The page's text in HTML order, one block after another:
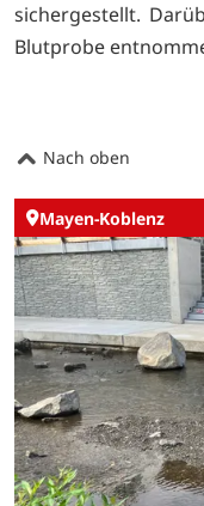
sichergestellt.
Blutprobe
Nach oben
Mayen-Koblenz